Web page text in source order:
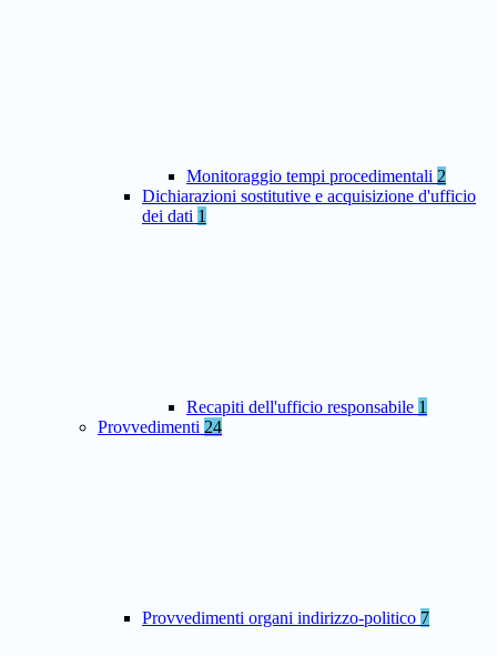
Monitoraggio tempi procedimentali 2
Dichiarazioni sostitutive e acquisizione d'ufficio
dei dati 1
Recapiti dell'ufficio responsabile 1
Provvedimenti 24
Provvedimenti organi indirizzo-politico 7